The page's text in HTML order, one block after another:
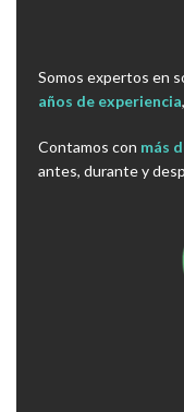
Somos expertos en
años de experiencia
Contamos con más
antes, durante y